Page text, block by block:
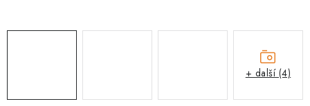
Výměna, vrácení a reklamace
Obchodní podmínky
Hodnocení obchodu
FAQ
+ další (4)